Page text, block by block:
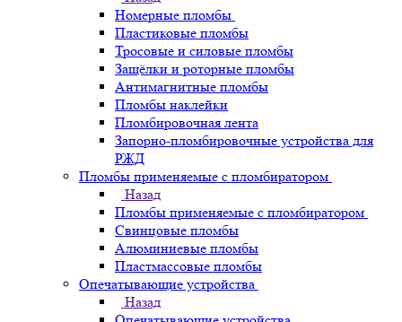
Номерные пломбы
Пластиковые пломбы
Тросовые и силовые пломбы
Защёлки и роторные пломбы
Антимагнитные пломбы
Пломбы наклейки
Пломбировочная лента
Запорно-пломбировочные устройства для
РЖД
Пломбы применяемые с пломбиратором
Назад
Пломбы применяемые с пломбиратором
Свинцовые пломбы
Алюминиевые пломбы
Пластмассовые пломбы
Опечатывающие устройства
Назад